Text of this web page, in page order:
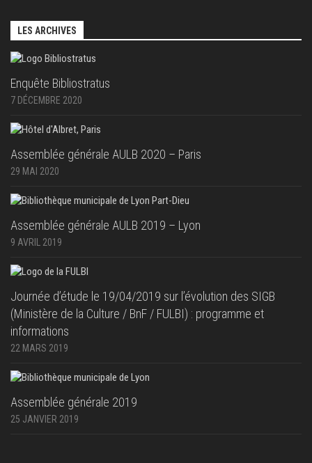
LES ARCHIVES
Enquête Bibliostratus
7 DÉCEMBRE 2020
Assemblée générale AULB 2020 – Paris
29 MAI 2020
Assemblée générale AULB 2019 – Lyon
9 AVRIL 2019
Journée d’étude le 19/04/2019 sur l’évolution des SIGB
(Ministère de la Culture / BnF / FULBI) : programme et
informations
22 MARS 2019
Assemblée générale 2019
25 JANVIER 2019